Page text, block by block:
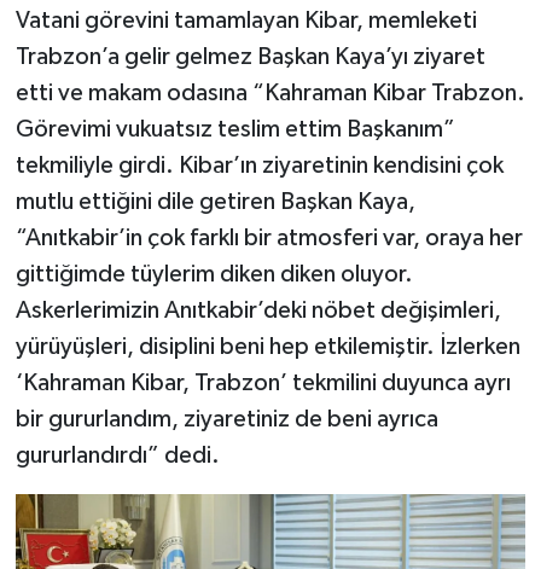
Vatani görevini tamamlayan Kibar, memleketi
Trabzon’a gelir gelmez Başkan Kaya’yı ziyaret
etti ve makam odasına “Kahraman Kibar Trabzon.
Görevimi vukuatsız teslim ettim Başkanım”
tekmiliyle girdi. Kibar’ın ziyaretinin kendisini çok
mutlu ettiğini dile getiren Başkan Kaya,
“Anıtkabir’in çok farklı bir atmosferi var, oraya her
gittiğimde tüylerim diken diken oluyor.
Askerlerimizin Anıtkabir’deki nöbet değişimleri,
yürüyüşleri, disiplini beni hep etkilemiştir. İzlerken
‘Kahraman Kibar, Trabzon’ tekmilini duyunca ayrı
bir gururlandım, ziyaretiniz de beni ayrıca
gururlandırdı” dedi.